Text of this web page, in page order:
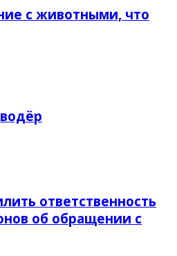
с животными, что
ответственность
об обращении с